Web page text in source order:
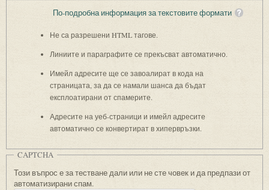
По-подробна информация за текстовите формати
Не са разрешени HTML тагове.
Линиите и параграфите се прекъсват автоматично.
Имейл адресите ще се завоалират в кода на
страницата, за да се намали шанса да бъдат
експлоатирани от спамерите.
Адресите на уеб-страници и имейл адресите
автоматично се конвертират в хипервръзки.
CAPTCHA
Този въпрос е за тестване дали или не сте човек и да предпази от
автоматизирани спам.